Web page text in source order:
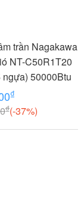
trần Nagakawa
NT-C50R1T20
ngựa) 50000Btu
₫
₫(-37%)